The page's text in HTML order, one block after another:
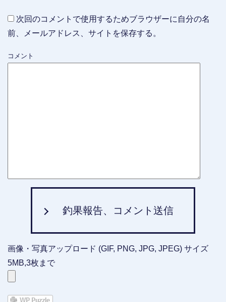
次回のコメントで使用するためブラウザーに自分の名
前、メールアドレス、サイトを保存する。
コメント
釣果報告、コメント送信
画像・写真アップロード (GIF, PNG, JPG, JPEG) サイズ
5MB,3枚まで